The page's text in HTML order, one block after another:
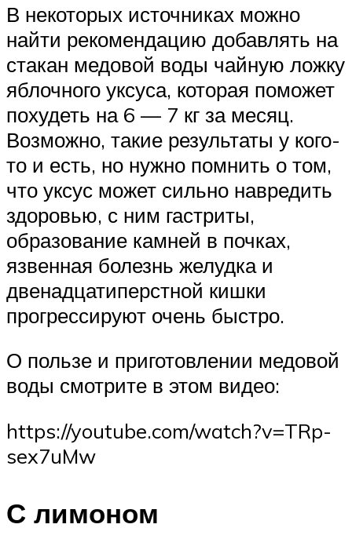
В некоторых источниках можно
найти рекомендацию добавлять на
стакан медовой воды чайную ложку
яблочного уксуса, которая поможет
похудеть на 6 — 7 кг за месяц.
Возможно, такие результаты у кого-
то и есть, но нужно помнить о том,
что уксус может сильно навредить
здоровью, с ним гастриты,
образование камней в почках,
язвенная болезнь желудка и
двенадцатиперстной кишки
прогрессируют очень быстро.
О пользе и приготовлении медовой
воды смотрите в этом видео:
https://youtube.com/watch?v=TRp-
sex7uMw
С лимоном